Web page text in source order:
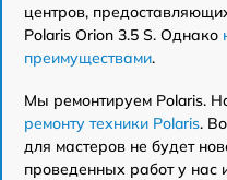
центров,
Polaris Orion 3.5 S. Однако
преимуществами.
Мы ремонтируем Polaris.
ремонту техники Polaris.
для мастеров не будет
проведенных работ у нас